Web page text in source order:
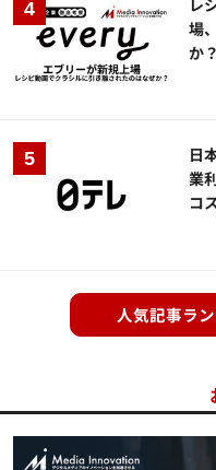
レ
場
か
日
業
コ
人気記事ラ